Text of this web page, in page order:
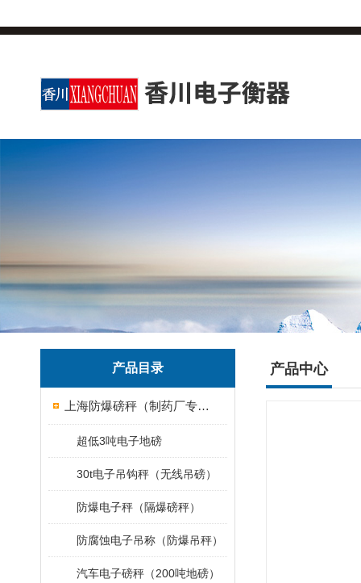
产品目录
上海防爆磅秤（制药厂专用）
超低3吨电子地磅
30t电子吊钩秤（无线吊磅）
防爆电子秤（隔爆磅秤）
防腐蚀电子吊称（防爆吊秤）
汽车电子磅秤（200吨地磅）
产品中心